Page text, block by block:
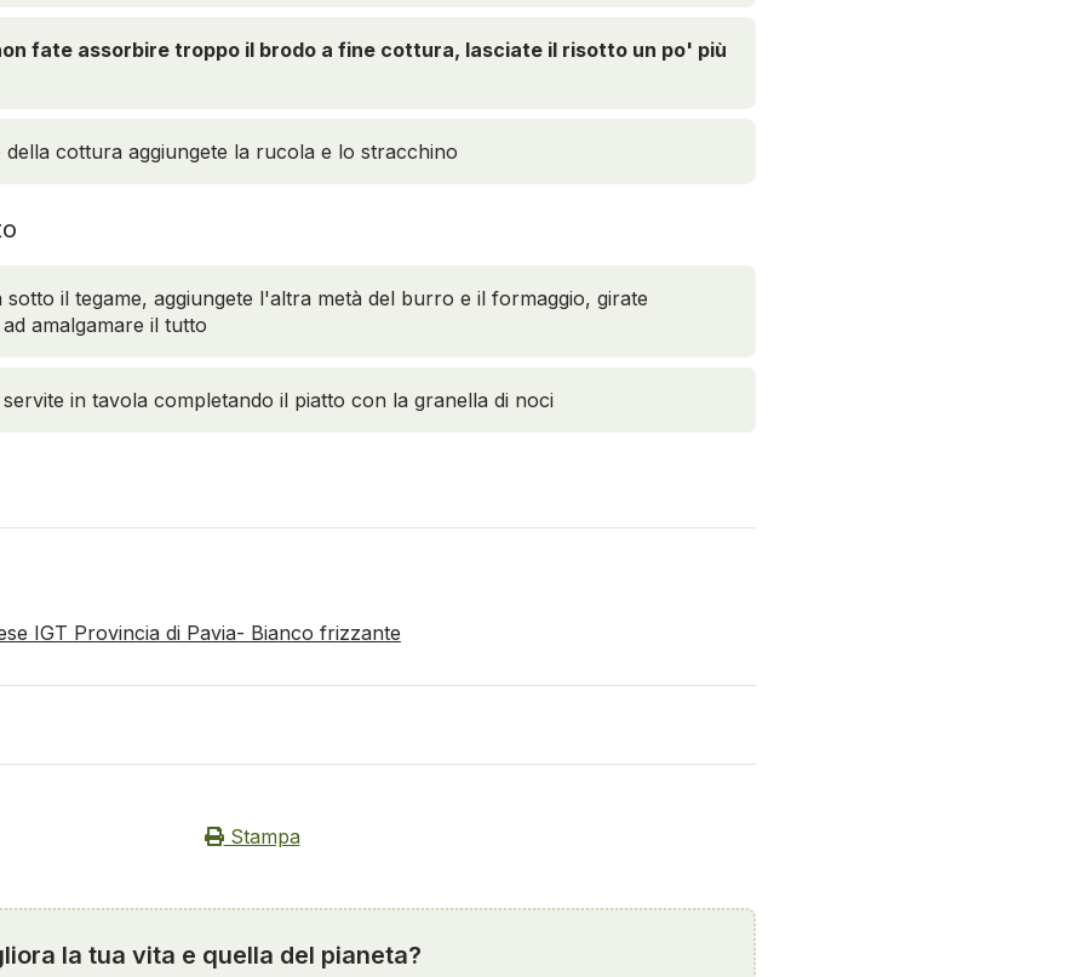
non fate assorbire troppo il brodo a fine cottura, lasciate il risotto un po' più
della cottura aggiungete la rucola e lo stracchino
sotto il tegame, aggiungete l'altra metà del burro e il formaggio, girate
amalgamare il tutto
in tavola completando il piatto con la granella di noci
IGT Provincia di Pavia- Bianco frizzante
Stampa
la tua vita e quella del pianeta?